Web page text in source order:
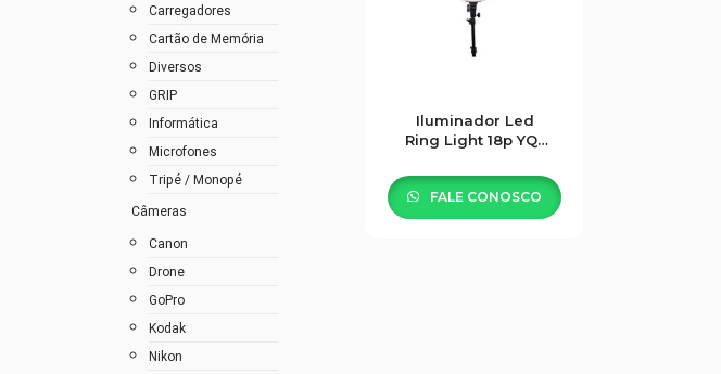
Carregadores
Cartão de Memória
Diversos
GRIP
Informática
Microfones
Tripé / Monopé
Câmeras
Canon
Drone
GoPro
Kodak
Nikon
Iluminador Led
Ring Light 18p YQ-
FALE CONOSCO